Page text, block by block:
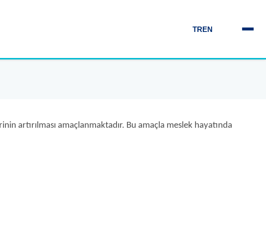
TREN
artırılması amaçlanmaktadır. Bu amaçla meslek hayatında